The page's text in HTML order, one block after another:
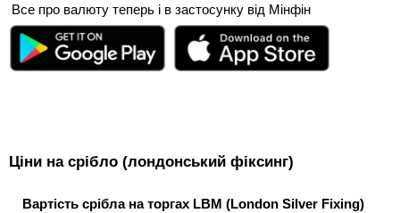
Все про валюту теперь і в застосунку від Мінфін
Ціни на срібло (лондонський фіксинг)
Вартість срібла на торгах LBM (London Silver Fixing)